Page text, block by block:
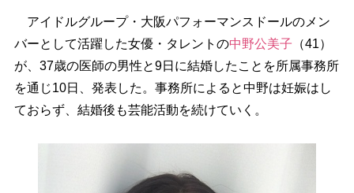
アイドルグループ・大阪パフォーマンスドールのメン
バーとして活躍した女優・タレントの中野公美子 （41）
が、37歳の医師の男性と9日に結婚したことを所属事務所
を通じ10日、発表した。事務所によると中野は妊娠はし
ておらず、結婚後も芸能活動を続けていく。